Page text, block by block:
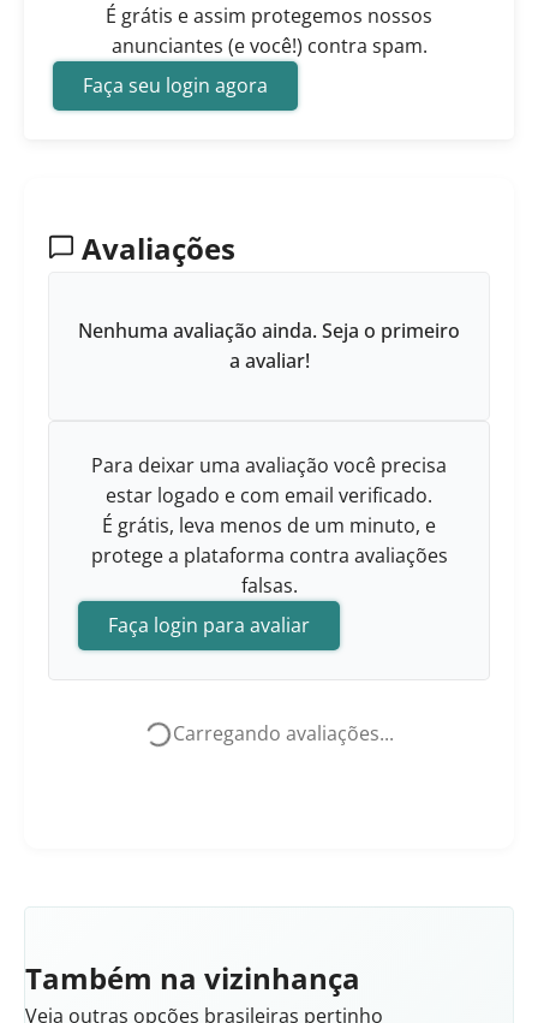
É grátis e assim protegemos nossos
anunciantes (e você!) contra spam.
Faça seu login agora
Avaliações
Nenhuma avaliação ainda. Seja o primeiro
a avaliar!
Para deixar uma avaliação você precisa
estar logado e com email verificado.
É grátis, leva menos de um minuto, e
protege a plataforma contra avaliações
falsas.
Faça login para avaliar
Carregando avaliações...
Também na vizinhança
Veja outras opções brasileiras pertinho